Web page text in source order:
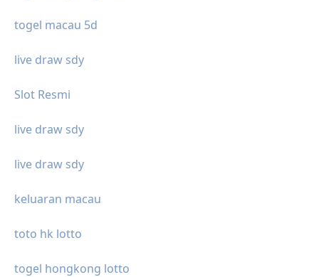
togel macau 5d
live draw sdy
Slot Resmi
live draw sdy
live draw sdy
keluaran macau
toto hk lotto
togel hongkong lotto